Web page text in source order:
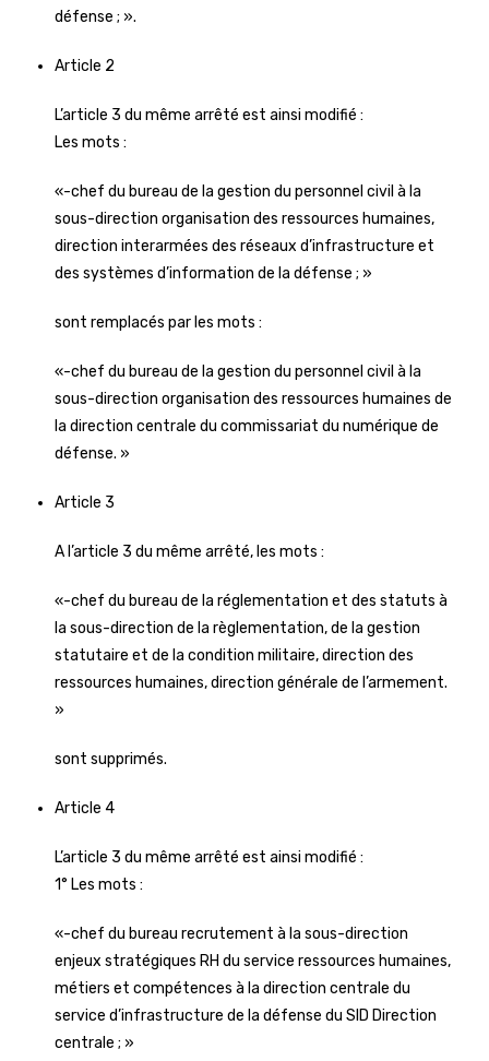
défense ; ».
Article 2
L’article 3 du même arrêté est ainsi modifié :
Les mots :
«-chef du bureau de la gestion du personnel civil à la
sous-direction organisation des ressources humaines,
direction interarmées des réseaux d’infrastructure et
des systèmes d’information de la défense ; »
sont remplacés par les mots :
«-chef du bureau de la gestion du personnel civil à la
sous-direction organisation des ressources humaines de
la direction centrale du commissariat du numérique de
défense. »
Article 3
A l’article 3 du même arrêté, les mots :
«-chef du bureau de la réglementation et des statuts à
la sous-direction de la règlementation, de la gestion
statutaire et de la condition militaire, direction des
ressources humaines, direction générale de l’armement.
»
sont supprimés.
Article 4
L’article 3 du même arrêté est ainsi modifié :
1° Les mots :
«-chef du bureau recrutement à la sous-direction
enjeux stratégiques RH du service ressources humaines,
métiers et compétences à la direction centrale du
service d’infrastructure de la défense du SID Direction
centrale ; »